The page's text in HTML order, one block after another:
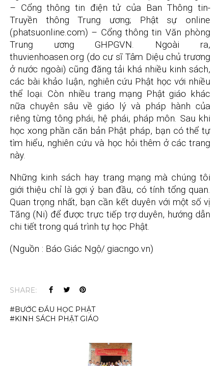
– Cổng thông tin điện tử của Ban Thông tin-
Truyền thông Trung ương; Phật sự online
(phatsuonline.com) – Cổng thông tin Văn phòng
Trung ương GHPGVN. Ngoài ra,
thuvienhoasen.org (do cư sĩ Tâm Diệu chủ trương
ở nước ngoài) cũng đăng tải khá nhiều kinh sách,
các bài khảo luận, nghiên cứu Phật học với nhiều
thể loại. Còn nhiều trang mạng Phật giáo khác
nữa chuyên sâu về giáo lý và pháp hành của
riêng từng tông phái, hệ phái, pháp môn. Sau khi
học xong phần căn bản Phật pháp, bạn có thể tự
tìm hiểu, nghiên cứu và học hỏi thêm ở các trang
này.
Những kinh sách hay trang mạng mà chúng tôi
giới thiệu chỉ là gợi ý ban đầu, có tính tổng quan.
Quan trọng nhất, bạn cần kết duyên với một số vị
Tăng (Ni) để được trực tiếp trợ duyên, hướng dẫn
chi tiết trong quá trình tự học Phật.
(Nguồn : Báo Giác Ngộ/ giacngo.vn)
SHARE:
BƯỚC ĐẦU HỌC PHẬT
KINH SÁCH PHẬT GIÁO